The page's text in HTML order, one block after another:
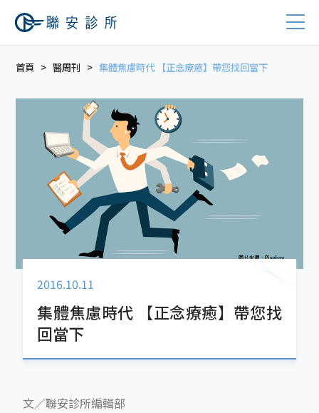
首頁 醫周刊 集體焦慮時代 【正念療癒】帶您找回當下
2016.10.11
集體焦慮時代 【正念療癒】帶您找
回當下
文／聯安診所編輯部